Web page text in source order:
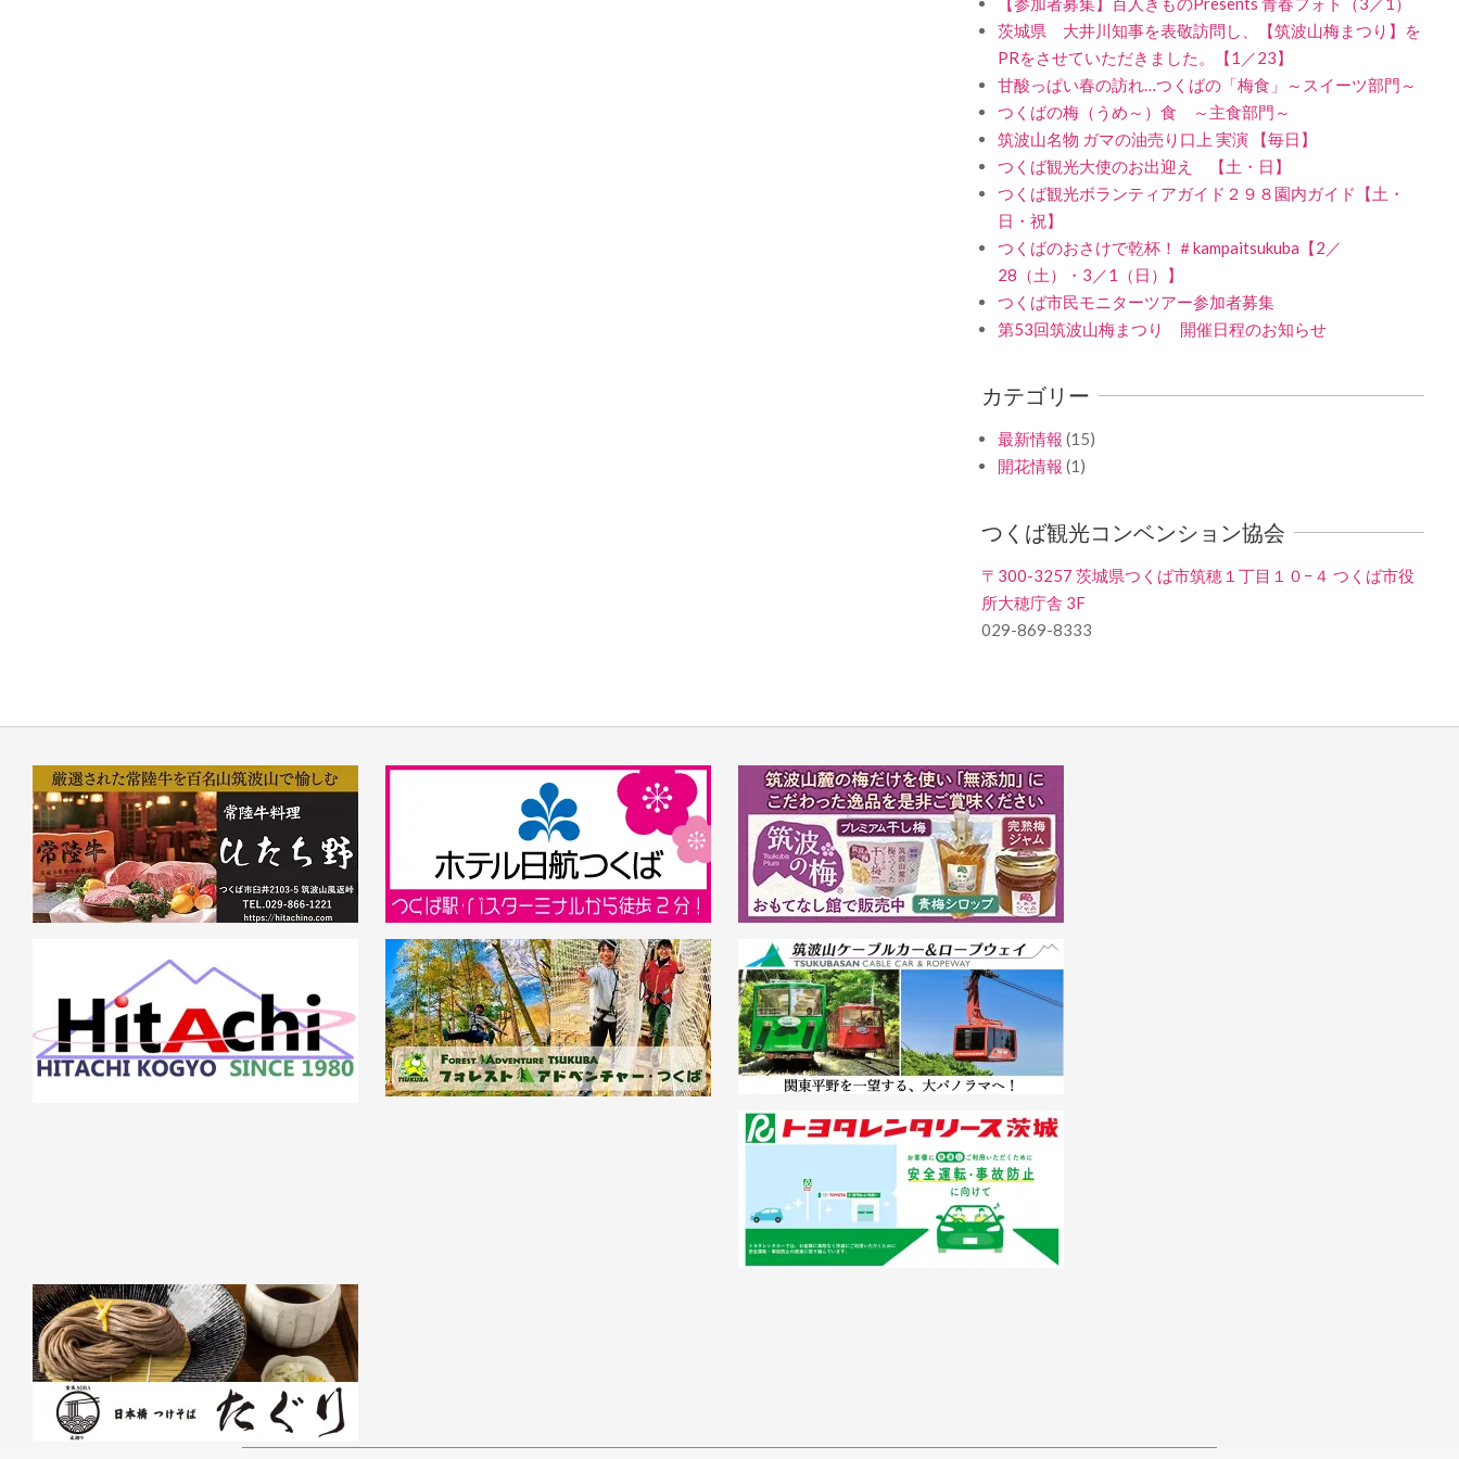
茨城県 大井川知事を表敬訪問し、【筑波山梅まつり】を
PRをさせていただきました。【1／23】
甘酸っぱい春の訪れ…つくばの「梅食」～スイーツ部門～
つくばの梅（うめ～）食 ～主食部門～
筑波山名物 ガマの油売り口上 実演 【毎日】
つくば観光大使のお出迎え 【土・日】
つくば観光ボランティアガイド２９８園内ガイド【土・
日・祝】
つくばのおさけで乾杯！＃kampaitsukuba【2／
28（土）・3／1（日）】
つくば市民モニターツアー参加者募集
第53回筑波山梅まつり 開催日程のお知らせ
カテゴリー
最新情報 (15)
開花情報 (1)
つくば観光コンベンション協会
〒300-3257 茨城県つくば市筑穂１丁目１０−４ つくば市役
所大穂庁舎 3F
029-869-8333